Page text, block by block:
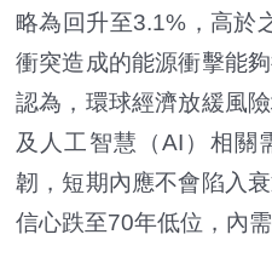
略為回升至3.1%，高於
衝突造成的能源衝擊能
認為，環球經濟放緩風
及人工智慧（AI）相關
韌，短期內應不會陷入
信心跌至70年低位，內